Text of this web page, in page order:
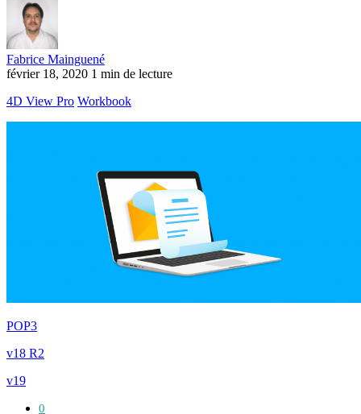
Fabrice Mainguené
février 18, 2020 1 min de lecture
4D View Pro Workbook
POP3
v18 R2
v19
0